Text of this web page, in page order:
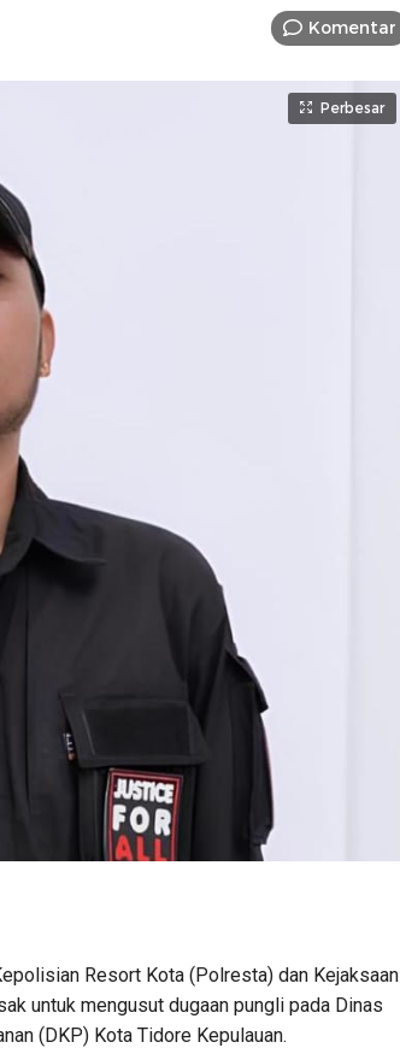
Komentar
Perbesar
Resort Kota (Polresta) dan Kejaksaan
untuk mengusut dugaan pungli pada Dinas
(DKP) Kota Tidore Kepulauan.